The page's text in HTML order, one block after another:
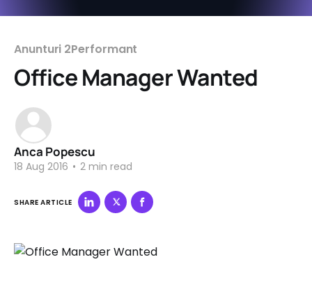
Anunturi 2Performant
Office Manager Wanted
Anca Popescu
18 Aug 2016 • 2 min read
SHARE ARTICLE